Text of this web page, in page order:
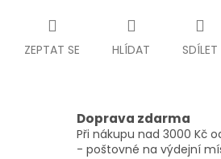
ZEPTAT SE HLÍDAT SDÍLET
Doprava zdarma
Při nákupu nad 3000 Kč
- poštovné na výdejní